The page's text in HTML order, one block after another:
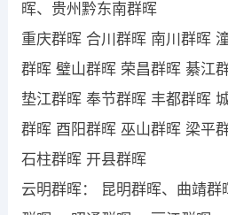
晖、贵州黔东南群晖
重庆群晖 合川群晖 南川群晖
群晖 璧山群晖 荣昌群晖 綦江
垫江群晖 奉节群晖 丰都群晖
群晖 酉阳群晖 巫山群晖 梁平
石柱群晖 开县群晖
云明群晖： 昆明群晖、曲靖群